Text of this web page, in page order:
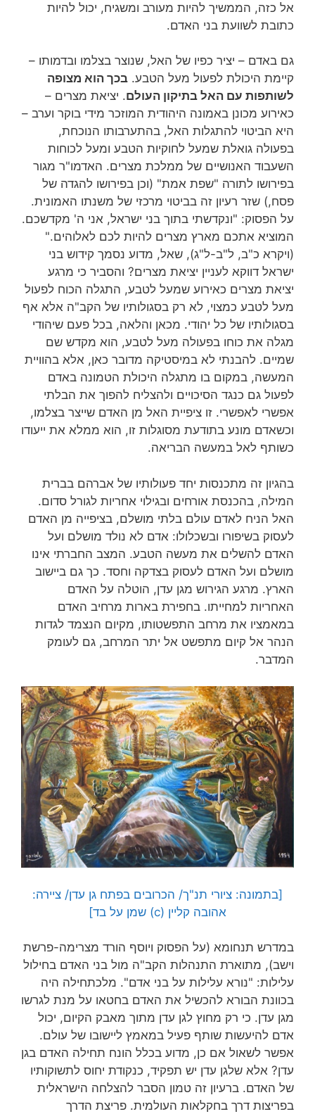
אל כזה, הממשיך להיות מעורב ומשגיח, יכול להיות
כתובת לשוועת בני האדם.
גם באדם – יציר כפיו של האל, שנוצר בצלמו ובדמותו –
קיימת היכולת לפעול מעל הטבע. בכך הוא מצופה
לשותפות עם האל בתיקון העולם. יציאת מצרים –
כאירוע מכונן באמונה היהודית המוזכר מידי בוקר וערב –
היא הביטוי להתגלות האל, בהתערבותו הנוכחת,
בפעולה גואלת שמעל לחוקיות הטבע ומעל לכוחות
השעבוד האנושיים של ממלכת מצרים. האדמו"ר מגור
בפירושו לתורה "שפת אמת" (וכן בפירושו להגדה של
פסח,) שזר רעיון זה בביטוי מרכזי של משנתו האמונית.
על הפסוק: "ונקדשתי בתוך בני ישראל, אני ה' מקדשכם.
המוציא אתכם מארץ מצרים להיות לכם לאלוהים."
(ויקרא כ"ב, ל"ב-ל"ג), שאל, מדוע נסמך קידוש בני
ישראל דווקא לעניין יציאת מצרים? והסביר כי מרגע
יציאת מצרים כאירוע שמעל לטבע, התגלה הכוח לפעול
מעל לטבע כמצוי, לא רק בסגולותיו של הקב"ה אלא אף
בסגולותיו של כל יהודי. מכאן והלאה, בכל פעם שיהודי
מגלה את כוחו בפעולה מעל לטבע, הוא מקדש שם
שמיים. להבנתי לא במיסטיקה מדובר כאן, אלא בהוויית
המעשה, במקום בו מתגלה היכולת הטמונה באדם
לפעול גם כנגד הסיכויים ולהצליח להפוך את הבלתי
אפשרי לאפשרי. זו ציפיית האל מן האדם שייצר בצלמו,
וכשאדם מונע בתודעת מסוגלות זו, הוא ממלא את ייעודו
כשותף לאל במעשה הבריאה.
בהגיון זה מתכנסות יחד פעולותיו של אברהם בברית
המילה, בהכנסת אורחים ובגילוי אחריות לגורל סדום.
האל הניח לאדם עולם בלתי מושלם, בציפייה מן האדם
לעסוק בשיפורו ובשכלולו: אדם לא נולד מושלם ועל
האדם להשלים את מעשה הטבע. המצב החברתי אינו
מושלם ועל האדם לעסוק בצדקה וחסד. כך גם ביישוב
הארץ. מרגע הגירוש מגן עדן, הוטלה על האדם
האחריות למחייתו. בחפירת בארות מרחיב האדם
במאמציו את מרחב התפשטותו, מקיום הנצמד לגדות
הנהר אל קיום מתפשט אל יתר המרחב, גם לעומק
המדבר.
[בתמונה: ציורי תנ"ך/ הכרובים בפתח גן עדן/ ציירה:
אהובה קליין (c) שמן על בד]
במדרש תנחומא (על הפסוק ויוסף הורד מצרימה-פרשת
וישב), מתוארת התנהלות הקב"ה מול בני האדם בחילול
עלילות: "נורא עלילות על בני אדם". מלכתחילה היה
בכוונת הבורא להכשיל את האדם בחטאו על מנת לגרשו
מגן עדן. כי רק מחוץ לגן עדן מתוך מאבק הקיום, יכול
אדם להיעשות שותף פעיל במאמץ ליישובו של עולם.
אפשר לשאול אם כן, מדוע בכלל הונח תחילה האדם בגן
עדן? אלא שלגן עדן יש תפקיד, כנקודת יחוס לתשוקותיו
של האדם. ברעיון זה טמון הסבר להצלחה הישראלית
בפריצות דרך בחקלאות העולמית. פריצת הדרך